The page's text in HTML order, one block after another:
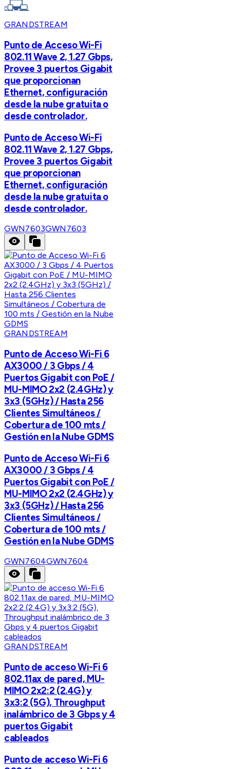
GRANDSTREAM
Punto de Acceso Wi-Fi
802.11 Wave 2, 1.27 Gbps,
Provee 3 puertos Gigabit
que proporcionan
Ethernet, configuración
desde la nube gratuita o
desde controlador.
Punto de Acceso Wi-Fi
802.11 Wave 2, 1.27 Gbps,
Provee 3 puertos Gigabit
que proporcionan
Ethernet, configuración
desde la nube gratuita o
desde controlador.
GWN7603GWN7603
GRANDSTREAM
Punto de Acceso Wi-Fi 6
AX3000 / 3 Gbps / 4
Puertos Gigabit con PoE /
MU-MIMO 2x2 (2.4GHz) y
3x3 (5GHz) / Hasta 256
Clientes Simultáneos /
Cobertura de 100 mts /
Gestión en la Nube GDMS
Punto de Acceso Wi-Fi 6
AX3000 / 3 Gbps / 4
Puertos Gigabit con PoE /
MU-MIMO 2x2 (2.4GHz) y
3x3 (5GHz) / Hasta 256
Clientes Simultáneos /
Cobertura de 100 mts /
Gestión en la Nube GDMS
GWN7604GWN7604
GRANDSTREAM
Punto de acceso Wi-Fi 6
802.11ax de pared, MU-
MIMO 2x2:2 (2.4G) y
3x3:2 (5G), Throughput
inalámbrico de 3 Gbps y 4
puertos Gigabit
cableados
Punto de acceso Wi-Fi 6